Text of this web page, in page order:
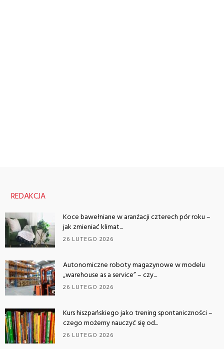
REDAKCJA
Koce bawełniane w aranżacji czterech pór roku –
jak zmieniać klimat...
26 LUTEGO 2026
Autonomiczne roboty magazynowe w modelu
„warehouse as a service” – czy...
26 LUTEGO 2026
Kurs hiszpańskiego jako trening spontaniczności –
czego możemy nauczyć się od...
26 LUTEGO 2026